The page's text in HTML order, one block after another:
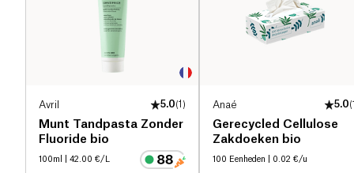
Avril 5.0(1 )
Munt Tandpasta Zonder
Fluoride bio
100ml | 42.00 €/L
Anaé 5.0(
Gerecycled Cellulose
Zakdoeken bio
100 Eenheden | 0.02 €/u